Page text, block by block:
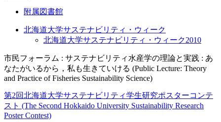
附属図書館
北海道大学サステナビリティ・ウィーク
北海道大学サステナビリティ・ウィーク2010
市民フォーラム : サステナビリティ水産学の理論と実践 : あ
なたがいるから，私も生きていける (Public Lecture: Theory
and Practice of Fisheries Sustainability Science)
第2回北海道大学サステナビリティ学生研究ポスターコンテ
スト (The Second Hokkaido University Sustainability Research
Poster Contest)